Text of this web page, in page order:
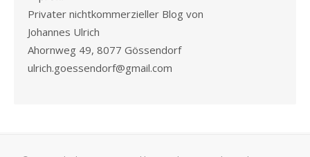
Privater nichtkommerzieller Blog von
Johannes Ulrich
Ahornweg 49, 8077 Gössendorf
ulrich.goessendorf@gmail.com